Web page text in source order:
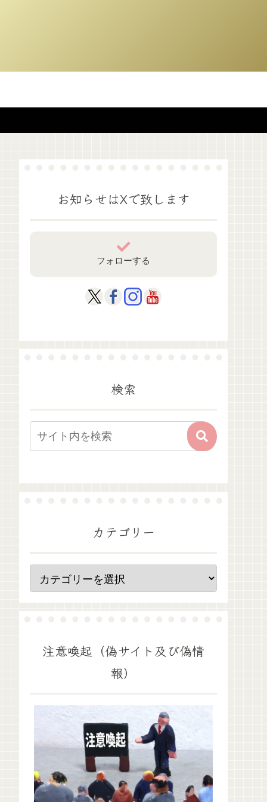
お知らせはXで致します
フォローする
検索
カテゴリー
注意喚起（偽サイト及び偽情
報）